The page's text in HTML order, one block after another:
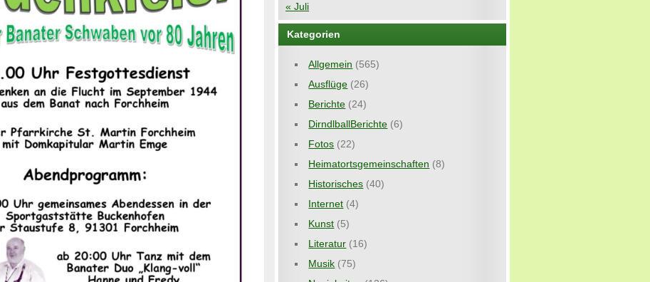
« Juli
Kategorien
Allgemein (565)
Ausflüge (26)
Berichte (24)
DirndlballBerichte (6)
Fotos (22)
Heimatortsgemeinschaften (8)
Historisches (40)
Internet (4)
Kunst (5)
Literatur (16)
Musik (75)